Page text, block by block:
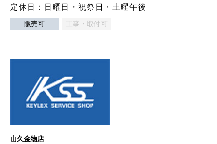
定休日：日曜日・祝祭日・土曜午後
販売可 工事・取付可
山久金物店